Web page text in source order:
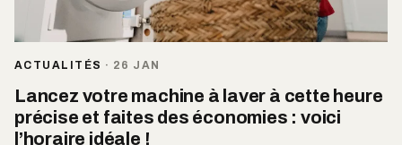
ACTUALITÉS · 26 JAN
Lancez votre machine à laver à cette heure
précise et faites des économies : voici
l’horaire idéale !